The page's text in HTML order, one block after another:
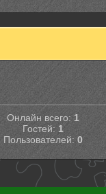
Онлайн всего: 1
Гостей: 1
Пользователей: 0